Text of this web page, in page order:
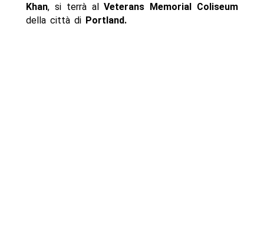
Khan, si terrà alVeterans Memorial Coliseum
della città di Portland.